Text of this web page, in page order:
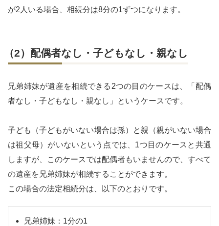
が2人いる場合、相続分は8分の1ずつになります。
（2）配偶者なし・子どもなし・親なし
兄弟姉妹が遺産を相続できる2つの目のケースは、「配偶
者なし・子どもなし・親なし」というケースです。
子ども（子どもがいない場合は孫）と親（親がいない場合
は祖父母）がいないという点では、1つ目のケースと共通
しますが、このケースでは配偶者もいませんので、すべて
の遺産を兄弟姉妹が相続することができます。
この場合の法定相続分は、以下のとおりです。
兄弟姉妹：1分の1